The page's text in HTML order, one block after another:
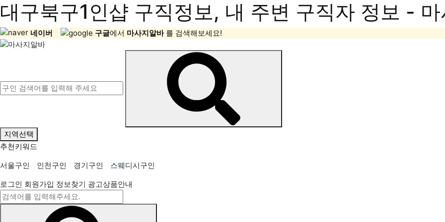
대구북구1인샵 구직정보, 내 주변 구직자 정보 -
네이버 구글에서 마사지알바 를 검색해보세요!
지역선택
추천키워드
서울구인
인천구인 경기구인
스웨디시구인
로그인 회원가입 정보찾기 광고상품안내